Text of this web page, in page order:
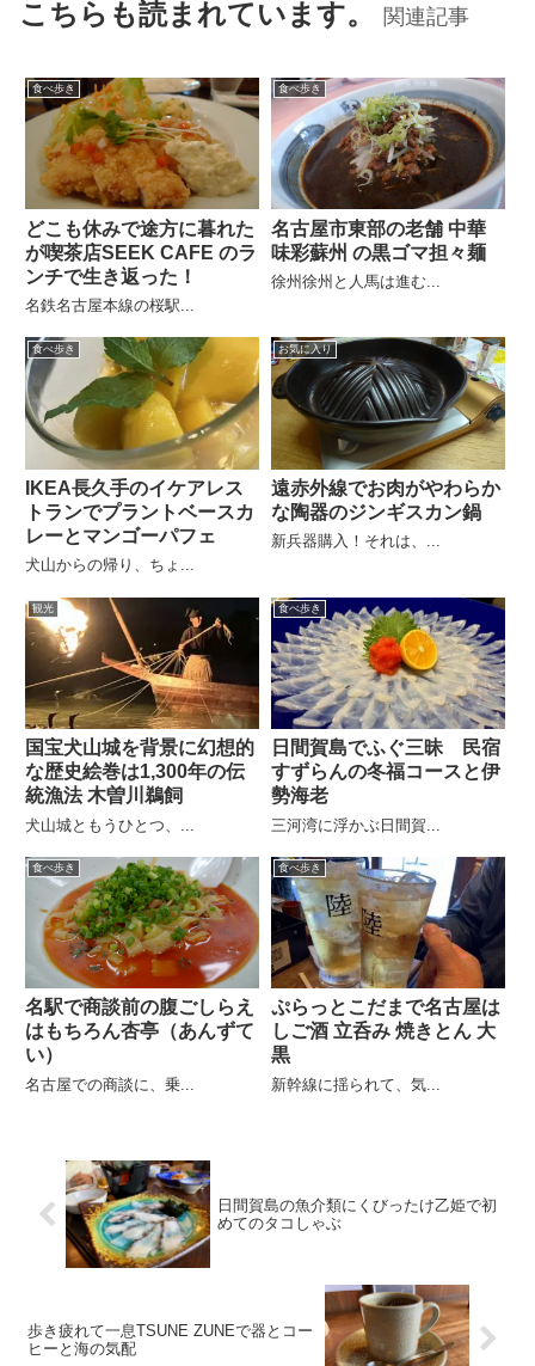
こちらも読まれています。 関連記事
食べ歩き
どこも休みで途方に暮れた
が喫茶店SEEK CAFE のラ
ンチで生き返った！
名鉄名古屋本線の桜駅...
食べ歩き
名古屋市東部の老舗 中華
味彩蘇州 の黒ゴマ担々麺
徐州徐州と人馬は進む...
食べ歩き
IKEA長久手のイケアレス
トランでプラントベースカ
レーとマンゴーパフェ
犬山からの帰り、ちょ...
お気に入り
遠赤外線でお肉がやわらか
な陶器のジンギスカン鍋
新兵器購入！それは、...
観光
国宝犬山城を背景に幻想的
な歴史絵巻は1,300年の伝
統漁法 木曽川鵜飼
犬山城ともうひとつ、...
食べ歩き
日間賀島でふぐ三昧 民宿
すずらんの冬福コースと伊
勢海老
三河湾に浮かぶ日間賀...
食べ歩き
名駅で商談前の腹ごしらえ
はもちろん杏亭（あんずて
い）
名古屋での商談に、乗...
食べ歩き
ぷらっとこだまで名古屋は
しご酒 立呑み 焼きとん 大
黒
新幹線に揺られて、気...
日間賀島の魚介類にくびったけ乙姫で初
めてのタコしゃぶ
歩き疲れて一息TSUNE ZUNEで器とコー
ヒーと海の気配